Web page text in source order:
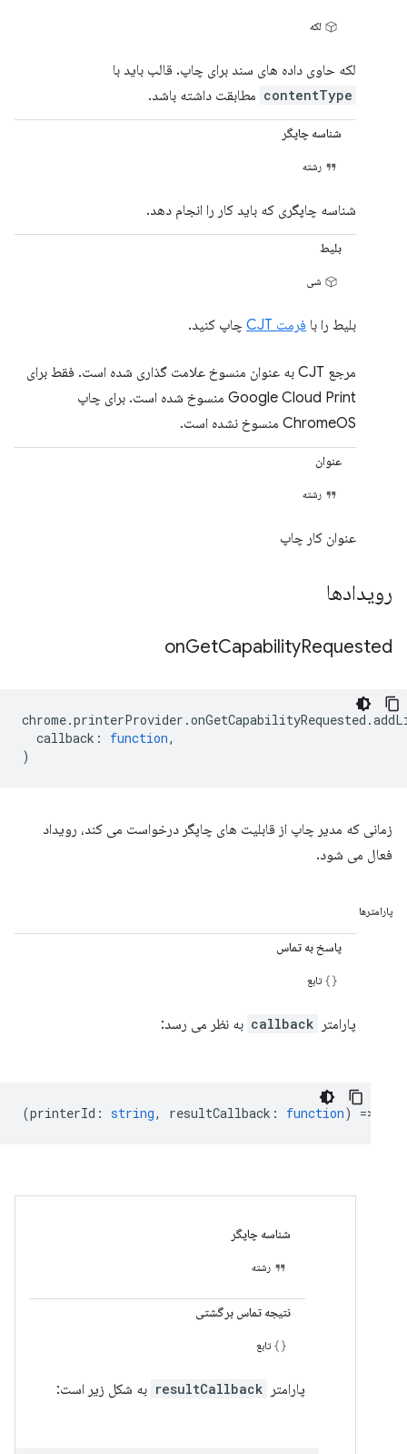
لکه
لکه حاوی داده های سند برای چاپ. قالب باید با
contentType مطابقت داشته باشد.
شناسه چاپگر
رشته
شناسه چاپگری که باید کار را انجام دهد.
بلیط
شی
بلیط را با فرمت CJT چاپ کنید.
مرجع CJT به عنوان منسوخ علامت گذاری شده است. فقط برای
Google Cloud Print منسوخ شده است. برای چاپ
ChromeOS منسوخ نشده است.
عنوان
رشته
عنوان کار چاپ
رویدادها
onGetCapabilityRequested
chrome.printerProvider .onGetCapabilityRequested .
callback : function,
)
زمانی که مدیر چاپ از قابلیت های چاپگر درخواست می کند، رویداد
فعال می شود.
پارامترها
پاسخ به تماس
تابع
پارامتر callback به نظر می رسد:
(printerId : string, resultCallback : function) =>
شناسه چاپگر
رشته
نتیجه تماس برگشتی
تابع
پارامتر resultCallback به شکل زیر است: